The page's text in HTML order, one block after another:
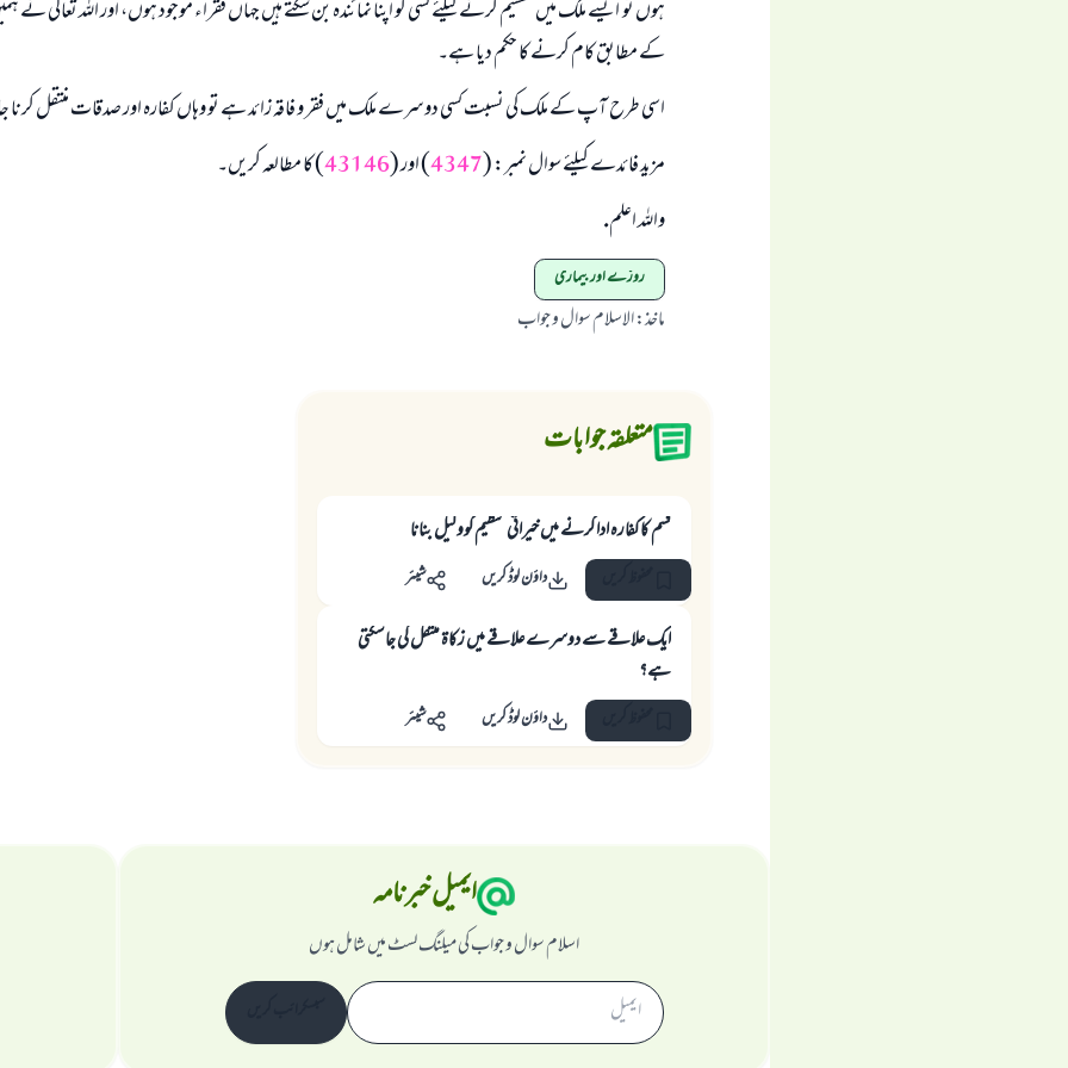
ہوں تو ایسے ملک میں تقسیم کرنے کیلئے کسی کو اپنا نمائندہ بن سکتے ہیں جہاں فقراء موجود ہوں، اور اللہ تعالی
کے مطابق کام کرنے کا حکم دیا ہے۔
اسی طرح آپ کے ملک کی نسبت کسی دوسرے ملک میں فقر و فاقہ زائد ہے تو وہاں کفارہ اور صدقات منتقل کرنا
مزید فائدے کیلئے سوال نمبر: (4347) اور (43146) کا مطالعہ کریں۔
واللہ اعلم.
روزے اور بیماری
ماخذ:الاسلام سوال و جواب
متعلقہ جوابات
قسم کا کفارہ ادا کرنے میں خیراتی تنظیم کووکیل بنانا
داؤن لوڈ کریں شیئر
ایک علاقے سے دوسرے علاقے میں زکاۃ منتقل کی جاسکتی
ہے؟
داؤن لوڈ کریں شیئر
ایمیل خبرنامہ
اسلام سوال و جواب کی میلنگ لسٹ میں شامل ہوں